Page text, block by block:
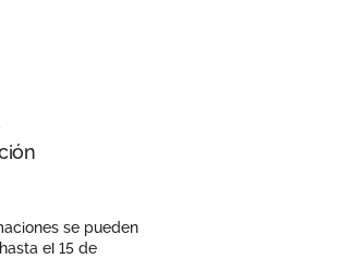
se pueden
el 15 de